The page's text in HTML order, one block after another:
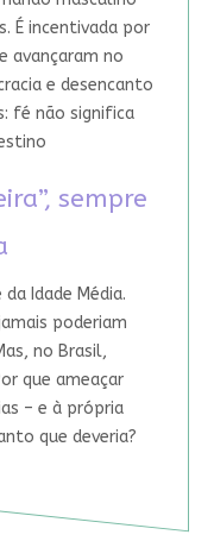
É incentivada por
avançaram no
e desencanto
fé não significa
sempre
Idade Média.
poderiam
no Brasil,
que ameaçar
– e à própria
que deveria?